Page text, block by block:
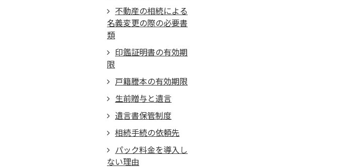
不動産の相続による
名義変更の際の必要書
類
印鑑証明書の有効期
限
戸籍謄本の有効期限
生前贈与と遺言
遺言書保管制度
相続手続の依頼先
パック料金を導入し
ない理由